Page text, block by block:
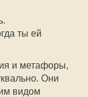
ты ей
и метафоры,
Они
видом